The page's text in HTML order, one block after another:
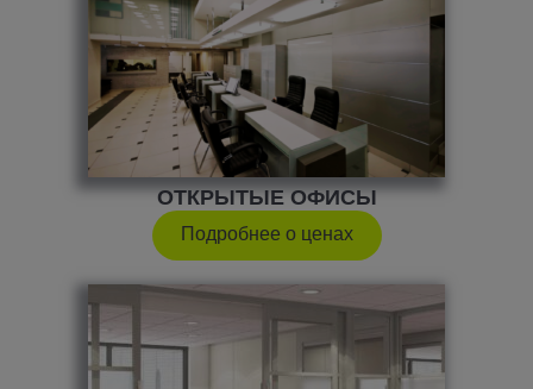
ОТКРЫТЫЕ ОФИСЫ
Подробнее о ценах